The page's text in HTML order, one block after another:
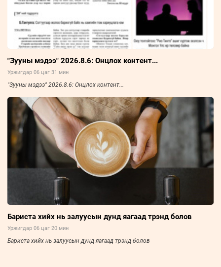
"Зууны мэдээ" 2026.8.6: Онцлох контент...
Уржигдар 06 цаг 31 мин
"Зууны мэдээ" 2026.8.6: Онцлох контент...
Бариста хийх нь залуусын дунд яагаад трэнд болов
Уржигдар 06 цаг 20 мин
Бариста хийх нь залуусын дунд яагаад трэнд болов